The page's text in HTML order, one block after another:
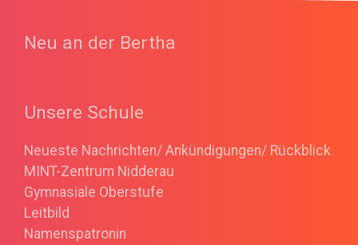
Neu an der Bertha
Unsere Schule
Neueste Nachrichten/ Ankündigungen/ Rückblick
MINT-Zentrum Nidderau
Gymnasiale Oberstufe
Leitbild
Namenspatronin